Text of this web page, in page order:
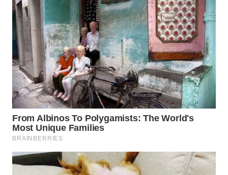
WAHANA
KONSUMEN
WAHANA
LISTRIK
WAHANA
TRAVEL
WAHANA
TV
WAHANANEWS